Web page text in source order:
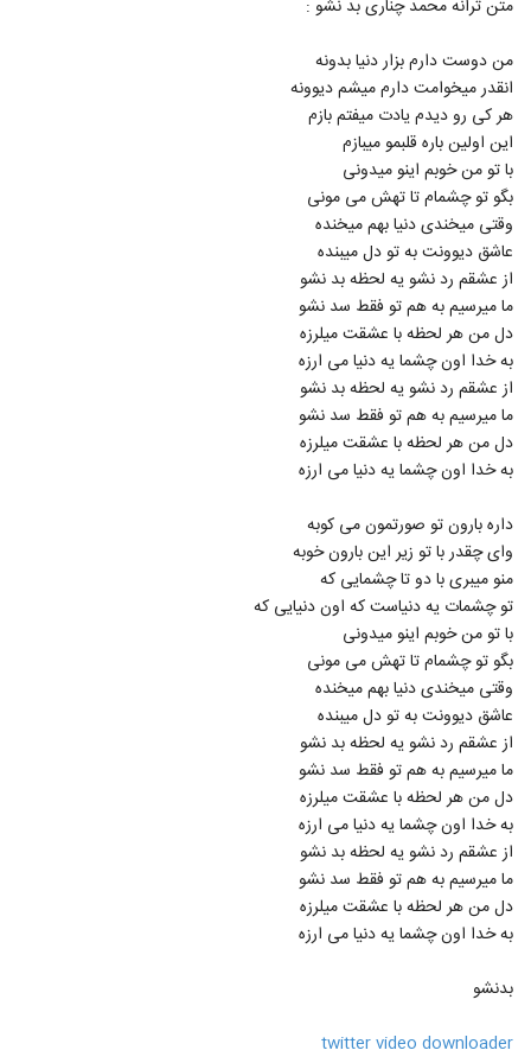
108
۱,۳۰۰ بازدید
109
دانلود آهنگ جدید و زیبای کاوه یغمایی با نام
جاده (رمیکس)
۸۶۸ بازدید
110
Hatami Delbar Jazab)
۹۸۷ بازدید
111
آهنگ آره آره از محمد رستمی(پاپ)
۹۵۲ بازدید
112
موزیک زیبای پاکت نامه از سپهر خلسه
۲,۰۹۵ بازدید
113
Meysam Ebrahimi Bighararam
۶۹۲ بازدید
114
Mehdi Azar Bighararam
۵۵۵ بازدید
115
(Mohammad Esfahani Havamo
Nadashti)
116
دانلود آهنگ هزار خاطره از فرهاد جواهر کلام به
همراه متن ترانه
۷۱۰ بازدید
117
دانلود آهنگ مجتبی شاه علی آغوشتو وا کن
(Mojtaba Shah Ali Aghoosheto Va
Kon)
موزیک زیبای اصلا حواست هست از سان بند
۹۵۳ بازدید
119
۴,۲۴۴ بازدید
متن ترانه محمد چناری بد نشو :
من دوست دارم بزار دنیا بدونه
انقدر میخوامت دارم میشم دیوونه
هر کی رو دیدم یادت میفتم بازم
این اولین باره قلبمو میبازم
با تو من خوبم اینو میدونی
بگو تو چشمام تا تهش می مونی
وقتی میخندی دنیا بهم میخنده
عاشق دیوونت به تو دل میبنده
از عشقم رد نشو یه لحظه بد نشو
ما میرسیم به هم تو فقط سد نشو
دل من هر لحظه با عشقت میلرزه
به خدا اون چشما یه دنیا می ارزه
از عشقم رد نشو یه لحظه بد نشو
ما میرسیم به هم تو فقط سد نشو
دل من هر لحظه با عشقت میلرزه
به خدا اون چشما یه دنیا می ارزه
داره بارون تو صورتمون می کوبه
وای چقدر با تو زیر این بارون خوبه
منو میبری با دو تا چشمایی که
تو چشمات یه دنیاست که اون دنیایی که
با تو من خوبم اینو میدونی
بگو تو چشمام تا تهش می مونی
وقتی میخندی دنیا بهم میخنده
عاشق دیوونت به تو دل میبنده
از عشقم رد نشو یه لحظه بد نشو
ما میرسیم به هم تو فقط سد نشو
دل من هر لحظه با عشقت میلرزه
به خدا اون چشما یه دنیا می ارزه
از عشقم رد نشو یه لحظه بد نشو
ما میرسیم به هم تو فقط سد نشو
دل من هر لحظه با عشقت میلرزه
به خدا اون چشما یه دنیا می ارزه
بدنشو
twitter video downloader